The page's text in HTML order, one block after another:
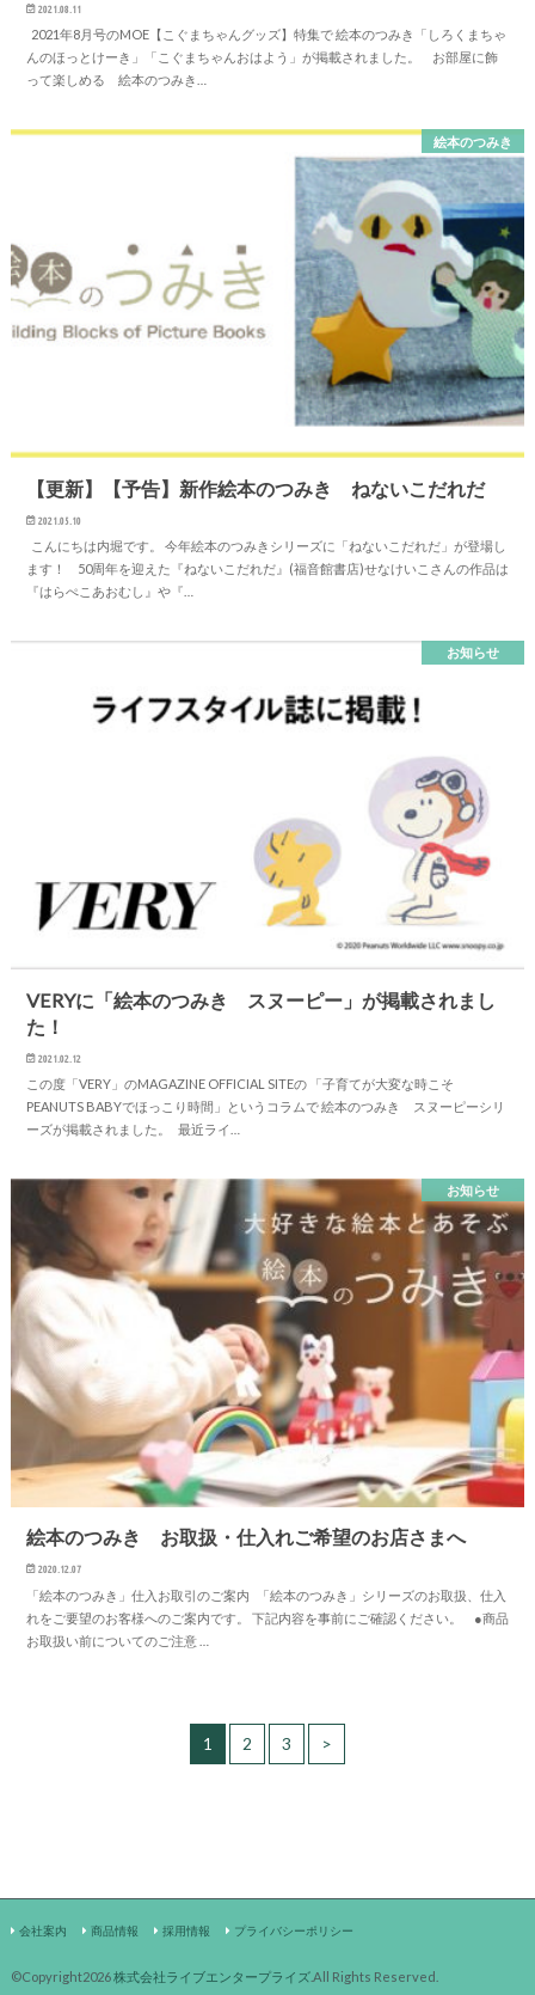
2021.08.11
2021年8月号のMOE【こぐまちゃんグッズ】特集で 絵本のつみき「しろくまちゃ
んのほっとけーき」「こぐまちゃんおはよう」が掲載されました。 お部屋に飾
って楽しめる 絵本のつみき…
絵本のつみき
【更新】【予告】新作絵本のつみき ねないこだれだ
2021.05.10
こんにちは内堀です。 今年絵本のつみきシリーズに「ねないこだれだ」が登場し
ます！ 50周年を迎えた『ねないこだれだ』(福音館書店)せなけいこさんの作品は
『はらぺこあおむし』や『…
お知らせ
VERYに「絵本のつみき スヌーピー」が掲載されまし
た！
2021.02.12
この度「VERY」のMAGAZINE OFFICIAL SITEの 「子育てが大変な時こそ
PEANUTS BABYでほっこり時間」というコラムで 絵本のつみき スヌーピーシリ
ーズが掲載されました。 最近ライ…
お知らせ
絵本のつみき お取扱・仕入れご希望のお店さまへ
2020.12.07
「絵本のつみき」仕入お取引のご案内 「絵本のつみき」シリーズのお取扱、仕入
れをご要望のお客様へのご案内です。 下記内容を事前にご確認ください。 ●商品
お取扱い前についてのご注意 …
1 2 3 >
会社案内 商品情報 採用情報 プライバシーポリシー
©Copyright2026株式会社ライブエンタープライズ.All Rights Reserved.